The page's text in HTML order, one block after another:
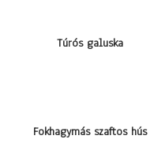
Túrós galuska
Fokhagymás szaftos hús